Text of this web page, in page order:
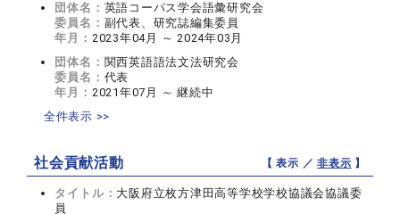
団体名： 英語コーパス学会語彙研究会
委員名： 副代表、研究誌編集委員
年月： 2023年04月 ～ 2024年03月
団体名： 関西英語語法文法研究会
委員名： 代表
年月： 2021年07月 ～ 継続中
全件表示 >>
社会貢献活動 【 表示 ／非表示 】
タイトル： 大阪府立枚方津田高等学校学校協議会協議委
員